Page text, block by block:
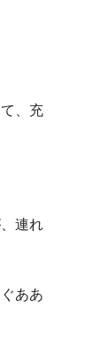
、充
連れ
ああ